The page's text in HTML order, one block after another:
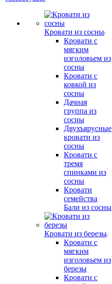
Кровати из сосны
Кровати с
мягким
изголовьем из
сосны
Кровати с
ковкой из
сосны
Дачная
группа из
сосны
Двухъярусные
кровати из
сосны
Кровати с
тремя
спинками из
сосны
Кровати
семейства
Бали из сосны
Кровати из березы
Кровати с
мягким
изголовьем из
березы
Кровати с